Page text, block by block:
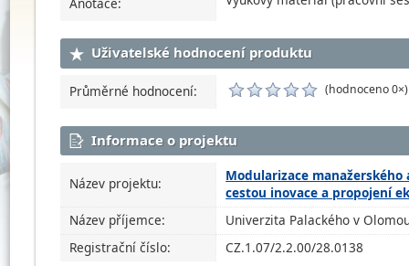
Uživatelské hodnocení produktu
Průměrné hodnocení: (hodnoceno 0×)
Informace o projektu
Název projektu:
Modularizace
cestou inovace a propojení
Název příjemce:
Univerzita Palackého v
Registrační číslo:
CZ.1.07/2.2.00/28.0138